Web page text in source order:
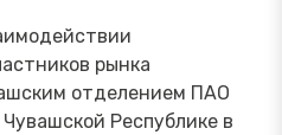
рынка
отделением ПАО
Республике в